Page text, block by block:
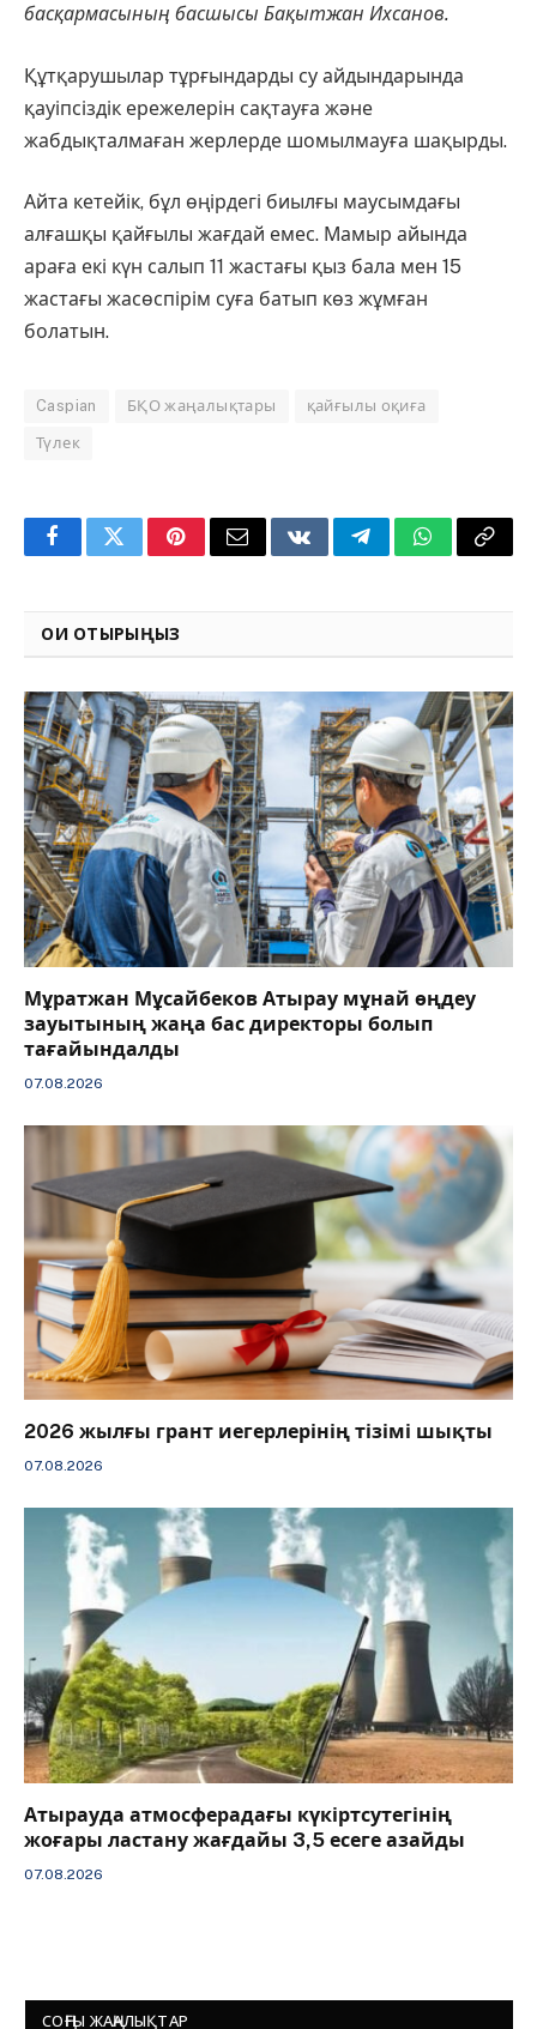
басқармасының басшысы Бақытжан Ихсанов.
Құтқарушылар тұрғындарды су айдындарында
қауіпсіздік ережелерін сақтауға және
жабдықталмаған жерлерде шомылмауға шақырды.
Айта кетейік, бұл өңірдегі биылғы маусымдағы
алғашқы қайғылы жағдай емес. Мамыр айында
араға екі күн салып 11 жастағы қыз бала мен 15
жастағы жасөспірім суға батып көз жұмған
болатын.
Caspian БҚО жаңалықтары қайғылы оқиға
Түлек
FacebookTwitterPinterestEmail VKontakteTelegramWhatsApp
Copy
ОҚИ ОТЫРЫҢЫЗ
Мұратжан Мұсайбеков Атырау мұнай өңдеу
зауытының жаңа бас директоры болып
тағайындалды
07.08.2026
2026 жылғы грант иегерлерінің тізімі шықты
07.08.2026
Атырауда атмосферадағы күкіртсутегінің
жоғары ластану жағдайы 3,5 есеге азайды
07.08.2026
СОҢҒЫ ЖАҢАЛЫҚТАР